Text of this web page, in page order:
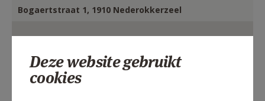
Bogaertstraat 1, 1910 Nederokkerzeel
Deze website gebruikt
cookies